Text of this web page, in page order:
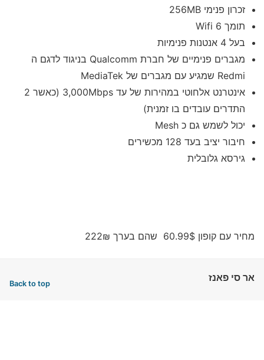
זכרון פנימי 256MB
תומך Wifi 6
בעל 4 אנטנות פנימיות
מגברים פנימיים של חברת Qualcomm בניגוד לדגם ה
Redmi שמגיע עם מגברים של MediaTek
אינטרנט אלחוטי במהירות של עד 3,000Mbps (כאשר 2
התדרים עובדים בו זמנית)
יכול לשמש גם כ Mesh
חיבור יציב בעד 128 מכשירים
גירסא גלובלית
מחיר עם קופון 60.99$ שהם בערך 222₪
אר סי פאנז
Back to top